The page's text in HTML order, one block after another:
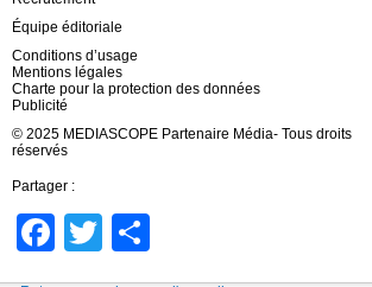
Équipe éditoriale
Conditions d’usage
Mentions légales
Charte pour la protection des données
Publicité
© 2025 MEDIASCOPE Partenaire Média- Tous droits
réservés
Partager :
Facebook
Twitter